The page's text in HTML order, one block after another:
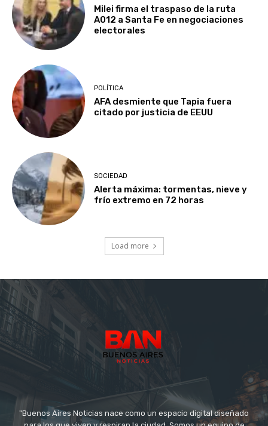
Milei firma el traspaso de la ruta
A012 a Santa Fe en negociaciones
electorales
POLÍTICA
AFA desmiente que Tapia fuera
citado por justicia de EEUU
SOCIEDAD
Alerta máxima: tormentas, nieve y
frío extremo en 72 horas
Load more
"Buenos Aires Noticias nace como un espacio digital diseñado